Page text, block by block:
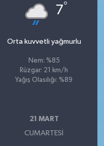
7°
Orta kuvvetli yağmurlu
Nem: %85
Rüzgar: 21 km/h
Yağış Olasılığı: %89
21 MART
CUMARTESI